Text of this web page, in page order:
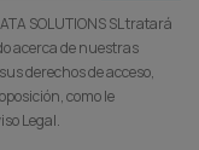
SOLUTIONS SL tratará
acerca de nuestras
derechos de acceso,
como le
Legal.